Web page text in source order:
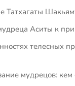
Татхагаты
Аситы к
телесных
мудрецов: кем